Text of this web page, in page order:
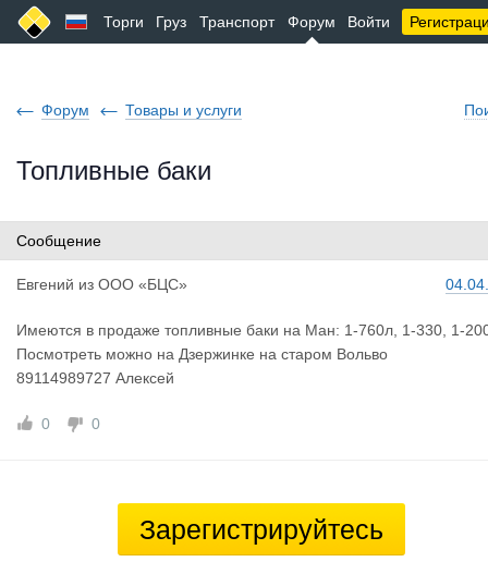
Торги Груз Транспорт Форум Войти
Форум Товары и услуги
Топливные баки
Сообщение
Евгений из ООО «БЦС»
Имеются в продаже топливные баки на Ман: 1-760л, 1-330, 1-
Посмотреть можно на Дзержинке на старом Вольво
89114989727 Алексей
0 0
Зарегистрируйтесь